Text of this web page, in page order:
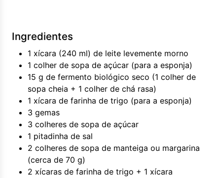
Ingredientes
1 xícara (240 ml) de leite levemente morno
1 colher de sopa de açúcar (para a esponja)
15 g de fermento biológico seco (1 colher de
sopa cheia + 1 colher de chá rasa)
1 xícara de farinha de trigo (para a esponja)
3 gemas
3 colheres de sopa de açúcar
1 pitadinha de sal
2 colheres de sopa de manteiga ou margarina
(cerca de 70 g)
2 xícaras de farinha de trigo + 1 xícara